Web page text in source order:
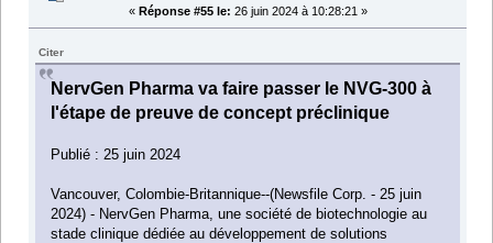
« Réponse #55 le: 26 juin 2024 à 10:28:21 »
Citer
NervGen Pharma va faire passer le NVG-300 à
l'étape de preuve de concept préclinique
Publié : 25 juin 2024
Vancouver, Colombie-Britannique--(Newsfile Corp. - 25 juin
2024) - NervGen Pharma, une société de biotechnologie au
stade clinique dédiée au développement de solutions